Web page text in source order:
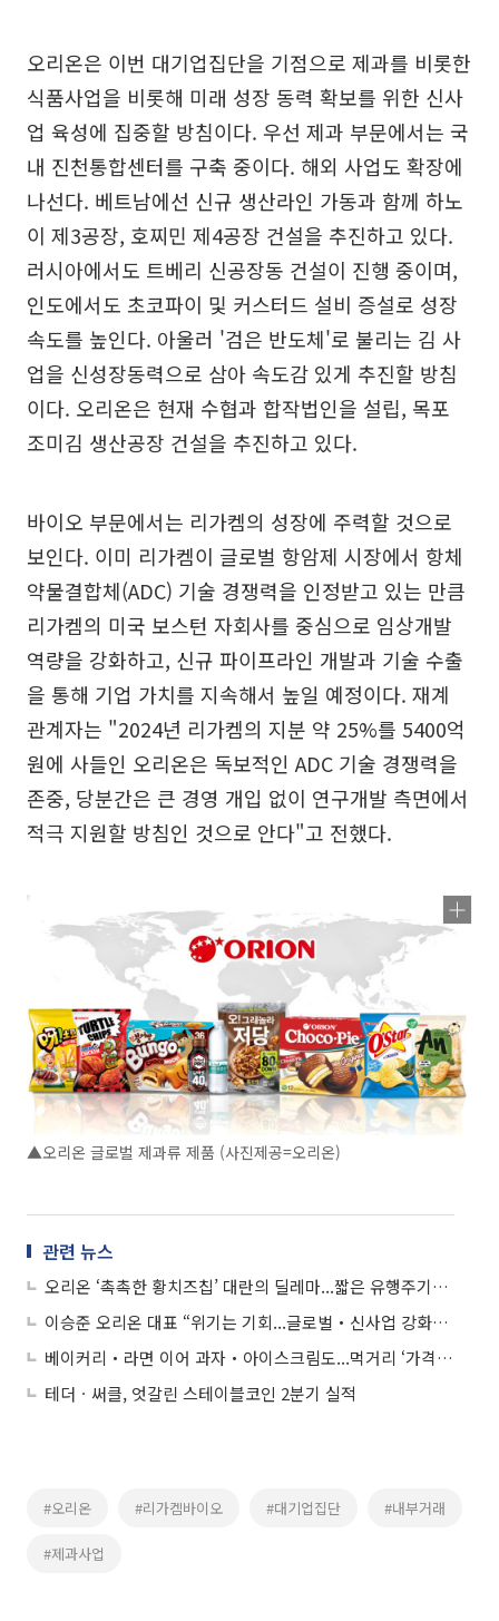
오리온은 이번 대기업집단을 기점으로 제과를 비롯한
식품사업을 비롯해 미래 성장 동력 확보를 위한 신사
업 육성에 집중할 방침이다. 우선 제과 부문에서는 국
내 진천통합센터를 구축 중이다. 해외 사업도 확장에
나선다. 베트남에선 신규 생산라인 가동과 함께 하노
이 제3공장, 호찌민 제4공장 건설을 추진하고 있다.
러시아에서도 트베리 신공장동 건설이 진행 중이며,
인도에서도 초코파이 및 커스터드 설비 증설로 성장
속도를 높인다. 아울러 '검은 반도체'로 불리는 김 사
업을 신성장동력으로 삼아 속도감 있게 추진할 방침
이다. 오리온은 현재 수협과 합작법인을 설립, 목포
조미김 생산공장 건설을 추진하고 있다.
바이오 부문에서는 리가켐의 성장에 주력할 것으로
보인다. 이미 리가켐이 글로벌 항암제 시장에서 항체
약물결합체(ADC) 기술 경쟁력을 인정받고 있는 만큼
리가켐의 미국 보스턴 자회사를 중심으로 임상개발
역량을 강화하고, 신규 파이프라인 개발과 기술 수출
을 통해 기업 가치를 지속해서 높일 예정이다. 재계
관계자는 "2024년 리가켐의 지분 약 25%를 5400억
원에 사들인 오리온은 독보적인 ADC 기술 경쟁력을
존중, 당분간은 큰 경영 개입 없이 연구개발 측면에서
적극 지원할 방침인 것으로 안다"고 전했다.
▲오리온 글로벌 제과류 제품 (사진제공=오리온)
관련 뉴스
오리온 ‘촉촉한 황치즈칩’ 대란의 딜레마...짧은 유행주기에 고심 깊은 제과업계
이승준 오리온 대표 “위기는 기회...글로벌‧신사업 강화로 격차 벌릴 것”
베이커리‧라면 이어 과자‧아이스크림도...먹거리 ‘가격 인하’ 릴레이(종합)
테더ㆍ써클, 엇갈린 스테이블코인 2분기 실적
#오리온 #리가켐바이오 #대기업집단 #내부거래
#제과사업